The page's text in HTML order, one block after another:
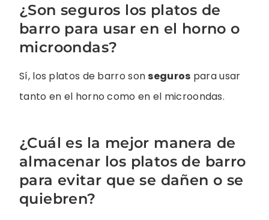
¿Son seguros los platos de
barro para usar en el horno o
microondas?
Sí, los platos de barro sonseguros para usar
tanto en el horno como en el microondas.
¿Cuál es la mejor manera de
almacenar los platos de barro
para evitar que se dañen o se
quiebren?